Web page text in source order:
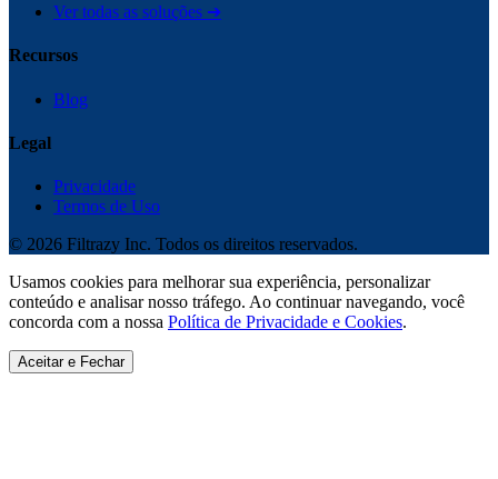
Ver todas as soluções ➔
Recursos
Blog
Legal
Privacidade
Termos de Uso
© 2026 Filtrazy Inc. Todos os direitos reservados.
Usamos cookies para melhorar sua experiência, personalizar
conteúdo e analisar nosso tráfego. Ao continuar navegando, você
concorda com a nossa Política de Privacidade e Cookies.
Aceitar e Fechar